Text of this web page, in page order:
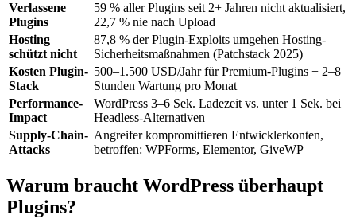
Verlassene
Plugins
59 % aller Plugins seit 2+ Jahren nicht aktualisiert,
22,7 % nie nach Upload
Hosting
schützt nicht
87,8 % der Plugin-Exploits umgehen Hosting-
Sicherheitsmaßnahmen (Patchstack 2025)
Kosten Plugin-
Stack
500–1.500 USD/Jahr für Premium-Plugins + 2–8
Stunden Wartung pro Monat
Performance-
Impact
WordPress 3–6 Sek. Ladezeit vs. unter 1 Sek. bei
Headless-Alternativen
Supply-Chain-
Attacks
Angreifer kompromittieren Entwicklerkonten,
betroffen: WPForms, Elementor, GiveWP
Warum braucht WordPress überhaupt
Plugins?